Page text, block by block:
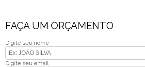
FAÇA UM ORÇAMENTO
Digite seu nome
Digite seu email